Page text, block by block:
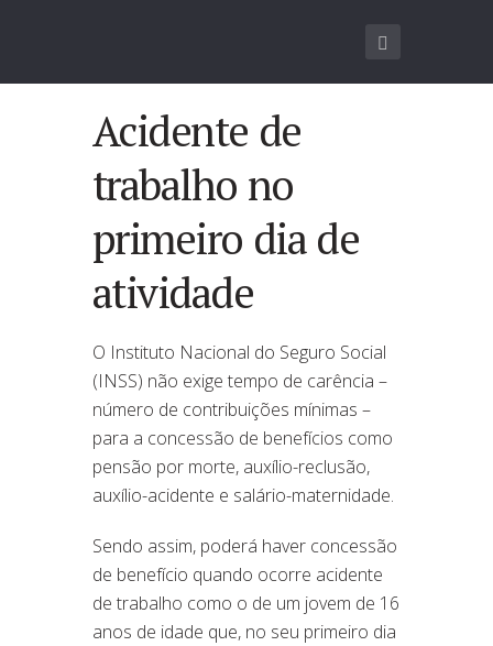
Acidente de
trabalho no
primeiro dia de
atividade
O Instituto Nacional do Seguro Social
(INSS) não exige tempo de carência –
número de contribuições mínimas –
para a concessão de benefícios como
pensão por morte, auxílio-reclusão,
auxílio-acidente e salário-maternidade.
Sendo assim, poderá haver concessão
de benefício quando ocorre acidente
de trabalho como o de um jovem de 16
anos de idade que, no seu primeiro dia